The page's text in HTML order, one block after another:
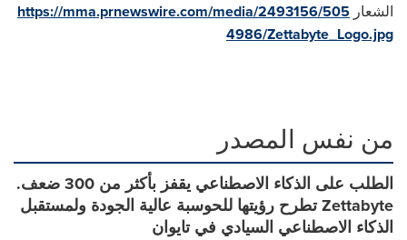
الشعار https://mma.prnewswire.com/media/2493156/505
4986/Zettabyte_Logo.jpg
من نفس المصدر
الطلب على الذكاء الاصطناعي يقفز بأكثر من 300 ضعف.
Zettabyte تطرح رؤيتها للحوسبة عالية الجودة ولمستقبل
الذكاء الاصطناعي السيادي في تايوان